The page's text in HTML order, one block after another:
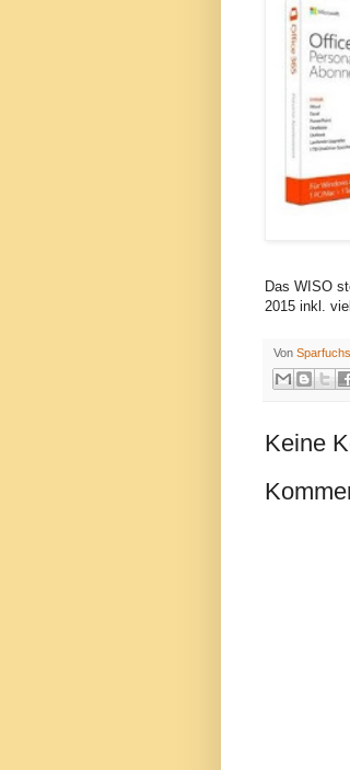
Das WISO
2015 inkl.
Von Sparfuchs
Keine